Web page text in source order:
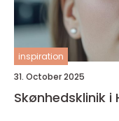
inspiration
31. October 2025
Skønhedsklinik i